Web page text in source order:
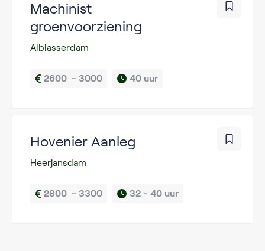
Machinist
groenvoorziening
Alblasserdam
2600  - 3000 40 uur
Hovenier Aanleg
Heerjansdam
2800  - 3300 32 - 40 uur